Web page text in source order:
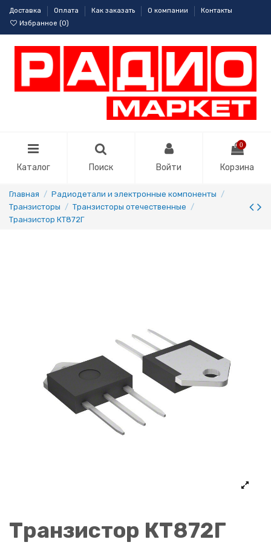
Доставка Оплата Как заказать О компании
Контакты
Избранное (0)
Каталог Поиск Войти
0
Корзина
Главная
Радиодетали и электронные компоненты
Транзисторы
Транзисторы отечественные
Транзистор КТ872Г
Транзистор КТ872Г